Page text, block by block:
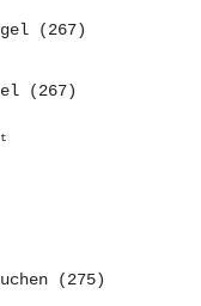
(267)